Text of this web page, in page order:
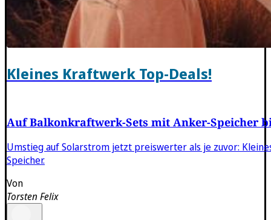
Kleines Kraftwerk Top-Deals!
Auf Balkonkraftwerk-Sets mit Anker-Speicher
Umstieg auf Solarstrom jetzt preiswerter als je zuvor:
Speicher.
Von
Torsten Felix